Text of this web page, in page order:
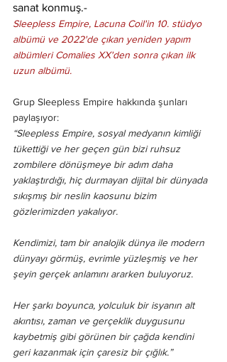
sanat konmuş.-
Sleepless Empire, Lacuna Coil'in 10. stüdyo
albümü ve 2022'de çıkan yeniden yapım
albümleri Comalies XX'den sonra çıkan ilk
uzun albümü.
Grup Sleepless Empire hakkında şunları
paylaşıyor:
“Sleepless Empire, sosyal medyanın kimliği
tükettiği ve her geçen gün bizi ruhsuz
zombilere dönüşmeye bir adım daha
yaklaştırdığı, hiç durmayan dijital bir dünyada
sıkışmış bir neslin kaosunu bizim
gözlerimizden yakalıyor.
Kendimizi, tam bir analojik dünya ile modern
dünyayı görmüş, evrimle yüzleşmiş ve her
şeyin gerçek anlamını ararken buluyoruz.
Her şarkı boyunca, yolculuk bir isyanın alt
akıntısı, zaman ve gerçeklik duygusunu
kaybetmiş gibi görünen bir çağda kendini
geri kazanmak için çaresiz bir çığlık.”